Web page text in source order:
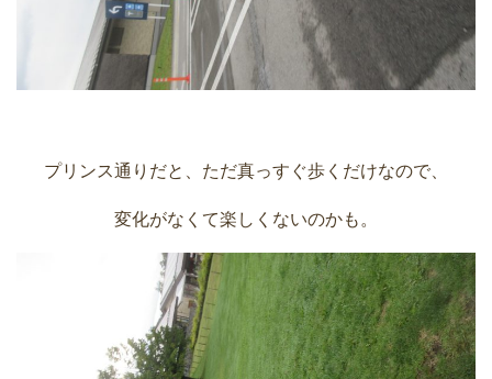
プリンス通りだと、ただ真っすぐ歩くだけなので、
変化がなくて楽しくないのかも。